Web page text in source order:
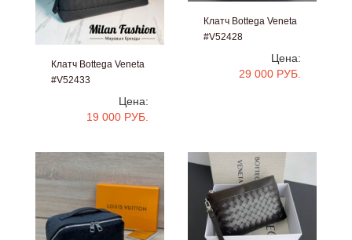
Клатч Bottega Veneta
#V52433
Цена:
19 000 РУБ.
Клатч Bottega Veneta
#V52428
Цена:
29 000 РУБ.